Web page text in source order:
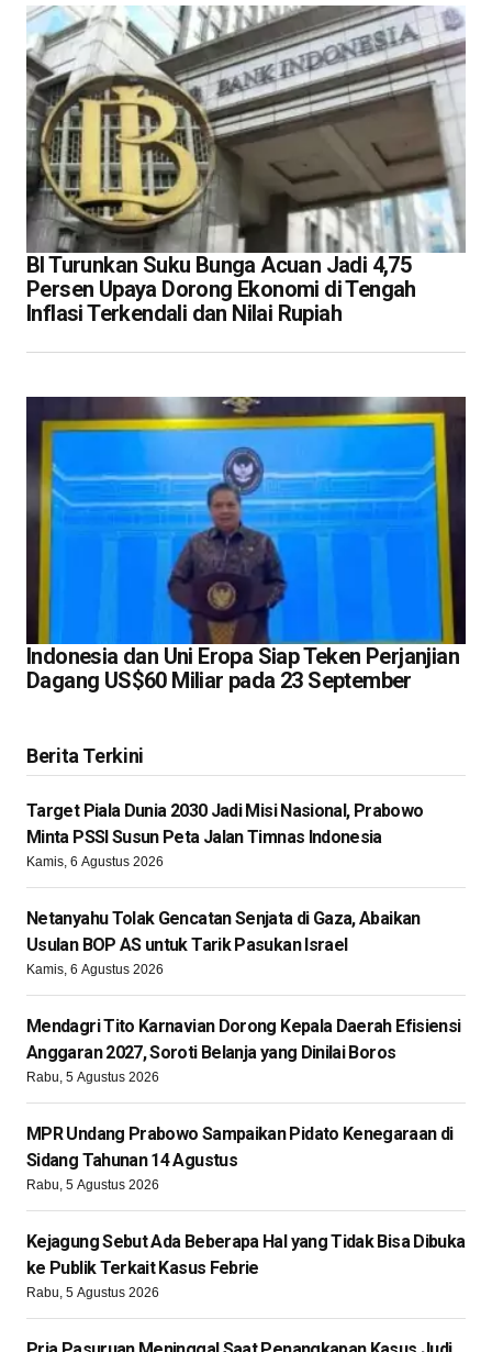
BI Turunkan Suku Bunga Acuan Jadi 4,75
Persen Upaya Dorong Ekonomi di Tengah
Inflasi Terkendali dan Nilai Rupiah
Indonesia dan Uni Eropa Siap Teken Perjanjian
Dagang US$60 Miliar pada 23 September
Berita Terkini
Target Piala Dunia 2030 Jadi Misi Nasional, Prabowo
Minta PSSI Susun Peta Jalan Timnas Indonesia
Kamis, 6 Agustus 2026
Netanyahu Tolak Gencatan Senjata di Gaza, Abaikan
Usulan BOP AS untuk Tarik Pasukan Israel
Kamis, 6 Agustus 2026
Mendagri Tito Karnavian Dorong Kepala Daerah Efisiensi
Anggaran 2027, Soroti Belanja yang Dinilai Boros
Rabu, 5 Agustus 2026
MPR Undang Prabowo Sampaikan Pidato Kenegaraan di
Sidang Tahunan 14 Agustus
Rabu, 5 Agustus 2026
Kejagung Sebut Ada Beberapa Hal yang Tidak Bisa Dibuka
ke Publik Terkait Kasus Febrie
Rabu, 5 Agustus 2026